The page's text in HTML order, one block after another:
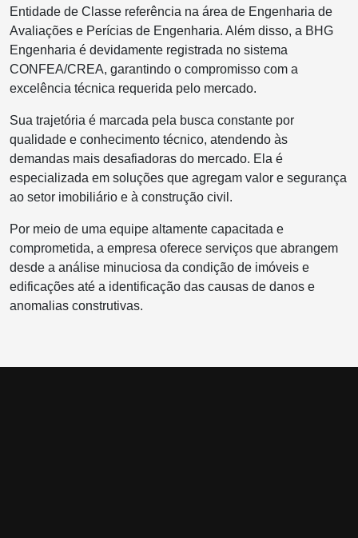
Entidade de Classe referência na área de Engenharia de
Avaliações e Perícias de Engenharia. Além disso, a BHG
Engenharia é devidamente registrada no sistema
CONFEA/CREA, garantindo o compromisso com a
excelência técnica requerida pelo mercado.
Sua trajetória é marcada pela busca constante por
qualidade e conhecimento técnico, atendendo às
demandas mais desafiadoras do mercado. Ela é
especializada em soluções que agregam valor e segurança
ao setor imobiliário e à construção civil.
Por meio de uma equipe altamente capacitada e
comprometida, a empresa oferece serviços que abrangem
desde a análise minuciosa da condição de imóveis e
edificações até a identificação das causas de danos e
anomalias construtivas.